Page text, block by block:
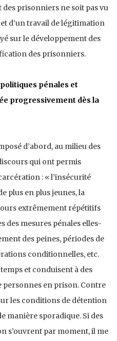
prisonniers ne soit pas vu
d’un travail de légitimation
sur le développement des
des prisonniers.
pénales et
progressivement dès la
d’abord, au milieu des
qui ont permis
: « l’insécurité
plus en plus jeunes, la
extrêmement répétitifs
des mesures pénales elles-
des peines, périodes de
conditionnelles, etc.
et conduisent à des
en prison. Contre
les conditions de détention
manière sporadique. Si des
s’ouvrent par moment, il me